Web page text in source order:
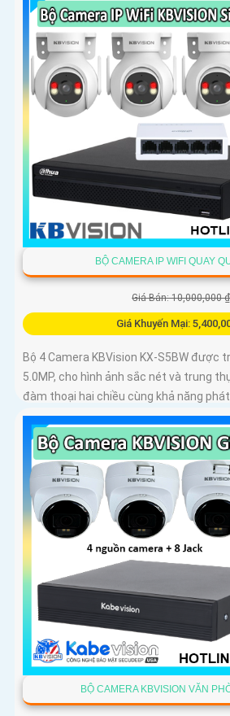
BỘ CAMERA IP WIFI QUAY
Giá Bán: 10,000,000 ₫
Giá Khuyến Mại:
Bộ 4 Camera KBVision KX-S5BW được
5.0MP, cho hình ảnh sắc nét và trung
đàm thoại hai chiều cùng khả năng
thông...
BỘ CAMERA KBVISION VĂN